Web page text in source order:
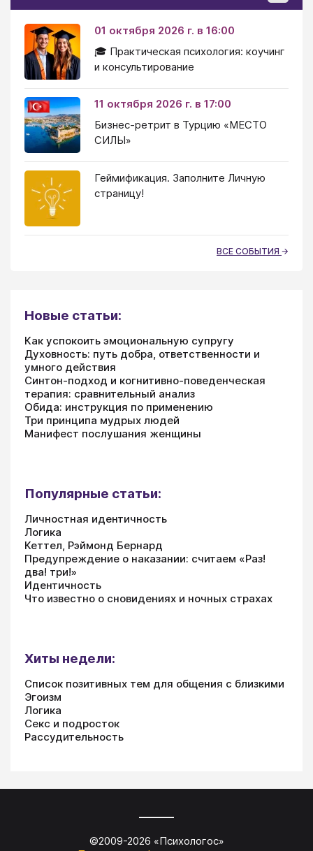
01 октября 2026 г. в 16:00
🎓 Практическая психология: коучинг
и консультирование
11 октября 2026 г. в 17:00
Бизнес-ретрит в Турцию «МЕСТО
СИЛЫ»
Геймификация. Заполните Личную
страницу!
ВСЕ СОБЫТИЯ
Новые статьи:
Как успокоить эмоциональную супругу
Духовность: путь добра, ответственности и
умного действия
Синтон-подход и когнитивно-поведенческая
терапия: сравнительный анализ
Обида: инструкция по применению
Три принципа мудрых людей
Манифест послушания женщины
Популярные статьи:
Личностная идентичность
Логика
Кеттел, Рэймонд Бернард
Предупреждение о наказании: считаем «Раз!
два! три!»
Идентичность
Что известно о сновидениях и ночных страхах
Хиты недели:
Список позитивных тем для общения с близкими
Эгоизм
Логика
Секс и подросток
Рассудительность
©2009-2026 «Психологос»